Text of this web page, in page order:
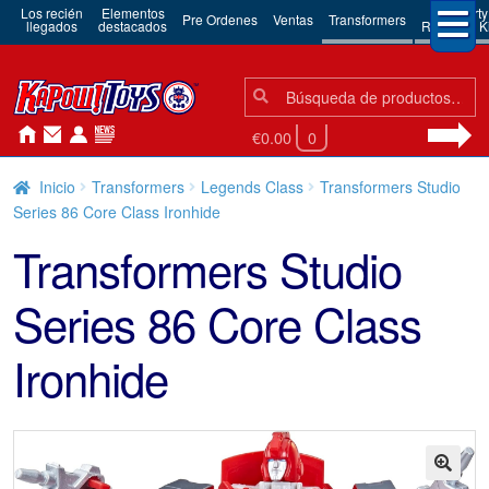
Los recién
llegados
Elementos
destacados Pre Ordenes Ventas Transformers 3rd Party
Robots &
Búsqueda:
Búsqueda
€0.00 0
Inicio Transformers Legends Class
Transformers Studio
Series 86 Core Class Ironhide
Transformers Studio
Series 86 Core Class
Ironhide